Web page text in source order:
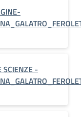
SCIENZE -